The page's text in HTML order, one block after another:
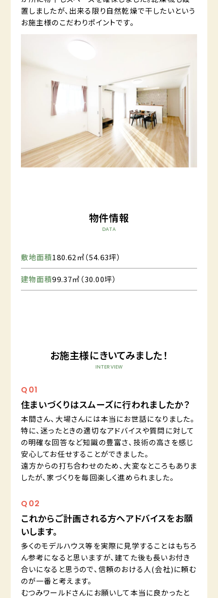
置しましたが、出来る限り自然乾燥で干したいという
お施主様のこだわりポイントです。
物件情報
DATA
敷地面積180.62㎡（54.63坪）
建物面積99.37㎡（30.00坪）
お施主様にきいてみました！
INTERVIEW
Q01
住まいづくりはスムーズに行われましたか？
本間さん、大場さんには本当にお世話になりました。
特に、迷ったときの適切なアドバイスや質問に対して
の明確な回答など知識の豊富さ、技術の高さを感じ
安心してお任せすることができました。
遠方からの打ち合わせのため、大変なところもありま
したが、家づくりを毎回楽しく進められました。
Q02
これからご計画される方へアドバイスをお願
いします。
多くのモデルハウス等を実際に見学することはもちろ
ん参考になると思いますが、建てた後も長いお付き
合いになると思うので、信頼のおける人(会社)に頼む
のが一番と考えます。
むつみワールドさんにお願いして本当に良かったと